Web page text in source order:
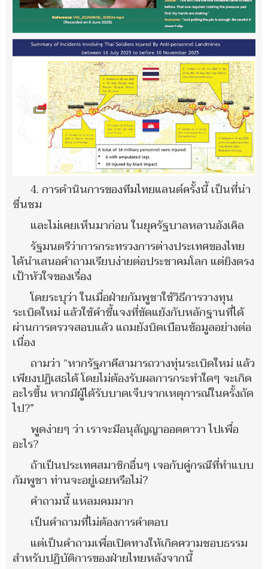
4. การดำนินการของทีมไทยแลนด์ครั้งนี้ เป็นที่น่า
ชื่นชม
และไม่เคยเห็นมาก่อน ในยุครัฐบาลหลานอังเคิล
รัฐมนตรีว่าการกระทรวงการต่างประเทศของไทย
ได้นำเสนอคำถามเรียบง่ายต่อประชาคมโลก แต่ยิงตรง
เป้าหัวใจของเรื่อง
โดยระบุว่า ในเมื่อฝ่ายกัมพูชาใช้วิธีการวางทุน
ระเบิดใหม่ แล้วใช้คำชี้แจงที่ขัดแย้งกับหลักฐานที่ได้
ผ่านการตรวจสอบแล้ว แถมยังบิดเบือนข้อมูลอย่างต่อ
เนื่อง
ถามว่า “หากรัฐภาคีสามารถวางทุ่นระเบิดใหม่ แล้ว
เพียงปฏิเสธได้ โดยไม่ต้องรับผลการกระทำใดๆ จะเกิด
อะไรขึ้น หากมีผู้ได้รับบาดเจ็บจากเหตุการณ์ในครั้งถัด
ไป?”
พูดง่ายๆ ว่า เราจะมีอนุสัญญาออตตาวา ไปเพื่อ
อะไร?
ถ้าเป็นประเทศสมาชิกอื่นๆ เจอกับคู่กรณีที่ทำแบบ
กัมพูชา ท่านจะอยู่เฉยหรือไม่?
คำถามนี้ แหลมคมมาก
เป็นคำถามที่ไม่ต้องการคำตอบ
แต่เป็นคำถามเพื่อเปิดทางให้เกิดความชอบธรรม
สำหรับปฏิบัติการของฝ่ายไทยหลังจากนี้